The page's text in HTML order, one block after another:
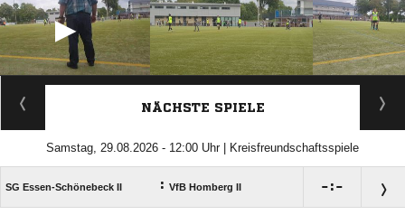
ANZEIGE
NÄCHSTE SPIELE
Samstag, 29.08.2026 - 12:00 Uhr | Kreisfreundschaftsspiele
SG Essen-Schönebeck II : VfB Homberg II :